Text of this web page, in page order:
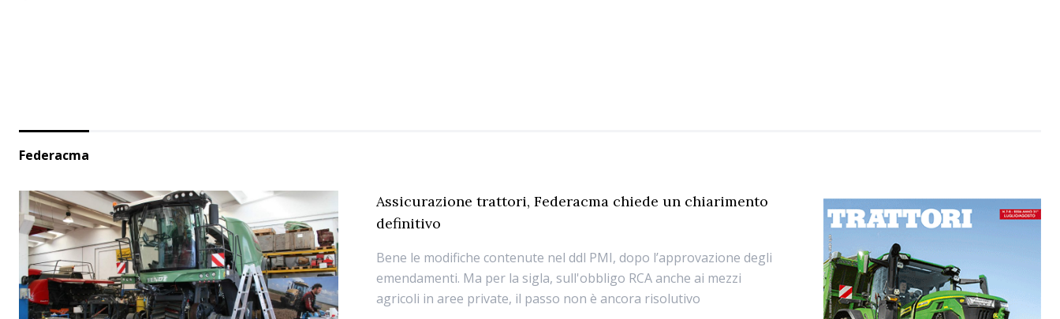
Federacma
Assicurazione trattori, Federacma chiede un chiarimento
definitivo
Bene le modifiche contenute nel ddl PMI, dopo l’approvazione degli
emendamenti. Ma per la sigla, sull'obbligo RCA anche ai mezzi
agricoli in aree private, il passo non è ancora risolutivo